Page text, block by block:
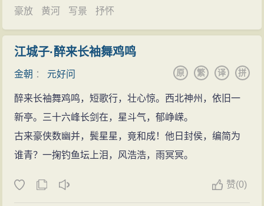
首》，《诗论》几乎概括了汉朝以来的各种是个风格与
重要诗人，所有的点评都浓缩在七言诗句之中，不仅点
评准确而且文采斐然， “以诗论诗”再继杜甫风范。那一
年，他才二十八岁。
攻学者以及喜爱他的人，大众知之甚少。在大多数人的
心里，这一代文坛领袖，正如他所处的那段乱世一样，
只是一个模糊的历史影像罢了。
构亭野史一布衣
元好问由于显著的文学成就，在金元文学史上占有
是元好问丧乱诗最主要的特点。
二是历史的反思。元好问的丧乱诗，包融了他对丧
乱事实的历史审视，作出了历史的评价，从而增加了思
想的深度。
元好问是金朝最杰出的词人，存词三百余首，无论
词之数量质量，都为金词之冠；元好问的散文雄深简
朴，独具一格，元好问有笔记作品《续夷坚志》，为金
代笔记上乘之作。
元好问目睹亲历金朝的衰亡和蒙古灭金的全过程，
退，金宣宗仓皇迁都南京，元好问于这年夏天赴汴京，
却通过应试汴梁，得以与朝中名人、权要如赵秉文、杨
云翼、雷渊、李晏等交接结好，诗歌创作极丰。其中
《箕山》、《元鲁县琴台》等篇，深得时任礼部尚书的
赵秉文赞赏，其文名震京师，被誉为“元才子”。但不久由
于蒙古兵围攻，元好问不得不由山西逃难河南，并在豫
西逐渐定居下来。贞佑五年（1217年），二十八岁的元
好问又赴京赶考，仍未成功。
豪放 黄河 写景 抒怀
江城子·醉来长袖舞鸡鸣
金朝 ： 元好问 拼
译
繁
原
醉来长袖舞鸡鸣，短歌行，壮心惊。西北神州，依旧一
新亭。三十六峰长剑在，星斗气，郁峥嵘。
古来豪侠数幽并，鬓星星，竟和成！他日封侯，编简为
谁青？一掬钓鱼坛上泪，风浩浩，雨冥冥。
赞(0)